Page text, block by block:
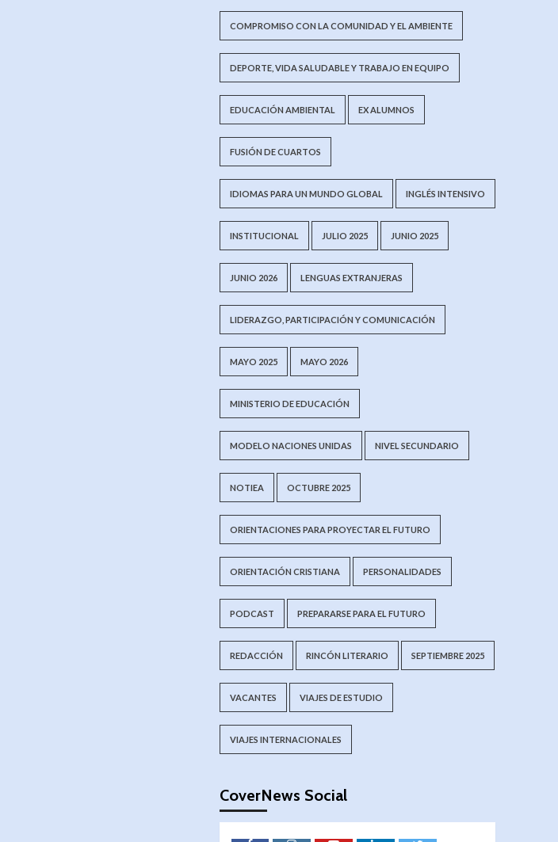
COMPROMISO CON LA COMUNIDAD Y EL AMBIENTE
DEPORTE, VIDA SALUDABLE Y TRABAJO EN EQUIPO
EDUCACIÓN AMBIENTAL EX ALUMNOS
FUSIÓN DE CUARTOS
IDIOMAS PARA UN MUNDO GLOBAL INGLÉS INTENSIVO
INSTITUCIONAL JULIO 2025 JUNIO 2025
JUNIO 2026 LENGUAS EXTRANJERAS
LIDERAZGO, PARTICIPACIÓN Y COMUNICACIÓN
MAYO 2025 MAYO 2026
MINISTERIO DE EDUCACIÓN
MODELO NACIONES UNIDAS NIVEL SECUNDARIO
NOTIEA OCTUBRE 2025
ORIENTACIONES PARA PROYECTAR EL FUTURO
ORIENTACIÓN CRISTIANA PERSONALIDADES
PODCAST PREPARARSE PARA EL FUTURO
REDACCIÓN RINCÓN LITERARIO SEPTIEMBRE 2025
VACANTES VIAJES DE ESTUDIO
VIAJES INTERNACIONALES
CoverNews Social